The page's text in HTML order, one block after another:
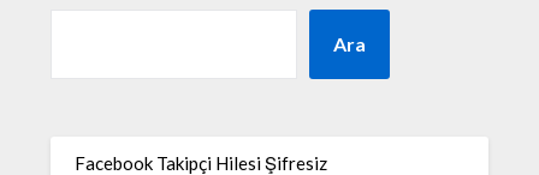
Ara
Facebook Takipçi Hilesi Şifresiz